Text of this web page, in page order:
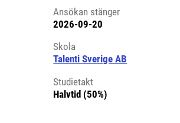
Ansökan stänger
2026-09-20
Skola
Talenti Sverige AB
Studietakt
Halvtid (50%)